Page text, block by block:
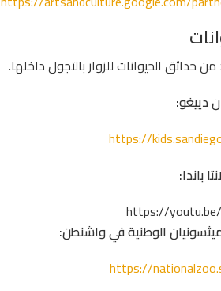
حدائق الحيوانات للزوار بالتجول داخلها.
دييغو:
https://
باندا:
https://
الوطنية في واشنطن:
https://